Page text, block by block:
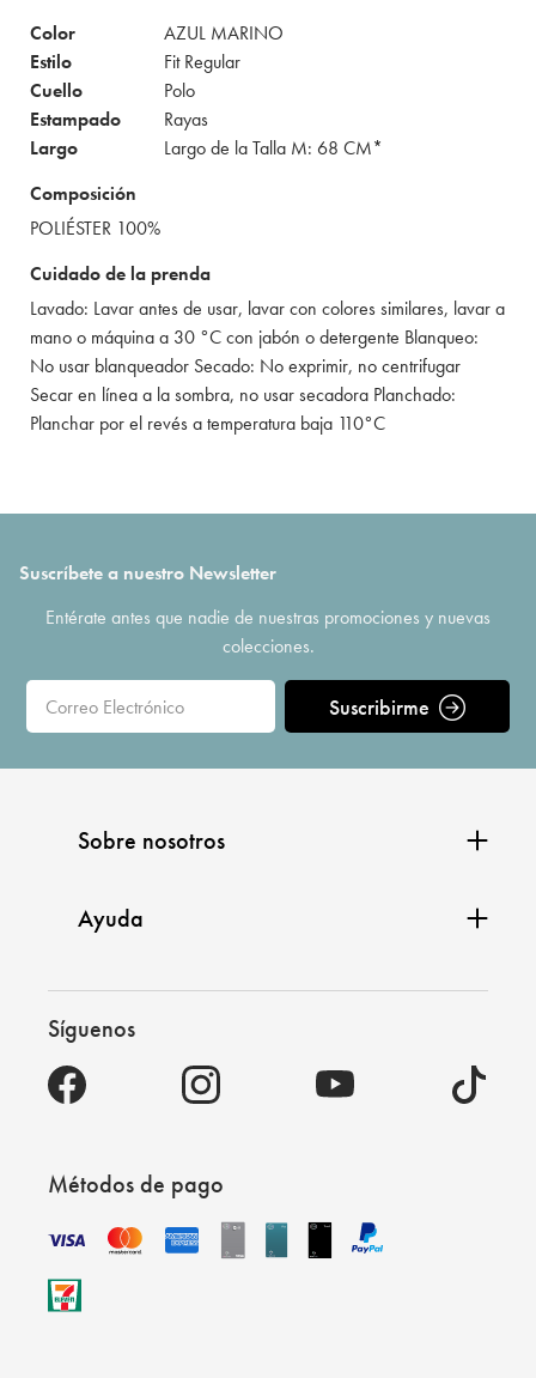
Color
AZUL MARINO
Estilo
Fit Regular
Cuello
Polo
Estampado
Rayas
Largo
Largo de la Talla M: 68 CM*
Composición
POLIÉSTER 100%
Cuidado de la prenda
Lavado: Lavar antes de usar, lavar con colores similares, lavar a
mano o máquina a 30 °C con jabón o detergente Blanqueo:
No usar blanqueador Secado: No exprimir, no centrifugar
Secar en línea a la sombra, no usar secadora Planchado:
Planchar por el revés a temperatura baja 110°C
Suscríbete a nuestro Newsletter
Entérate antes que nadie de nuestras promociones y nuevas
colecciones.
Suscribirme
Sobre nosotros
Ayuda
Síguenos
Métodos de pago